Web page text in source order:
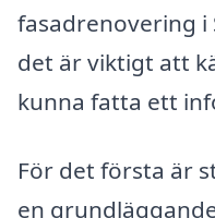
fasadrenovering i
det är viktigt att
kunna fatta ett
För det första är
en